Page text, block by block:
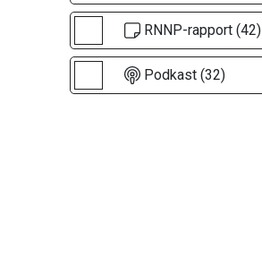
RNNP-rapport (42)
Podkast (32)